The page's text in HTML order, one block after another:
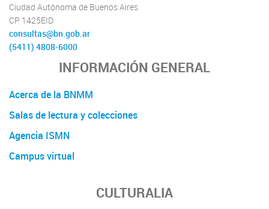
Ciudad Autónoma de Buenos Aires
CP 1425EID
consultas@bn.gob.ar
(5411) 4808-6000
INFORMACIÓN GENERAL
Acerca de la BNMM
Salas de lectura y colecciones
Agencia ISMN
Campus virtual
CULTURALIA